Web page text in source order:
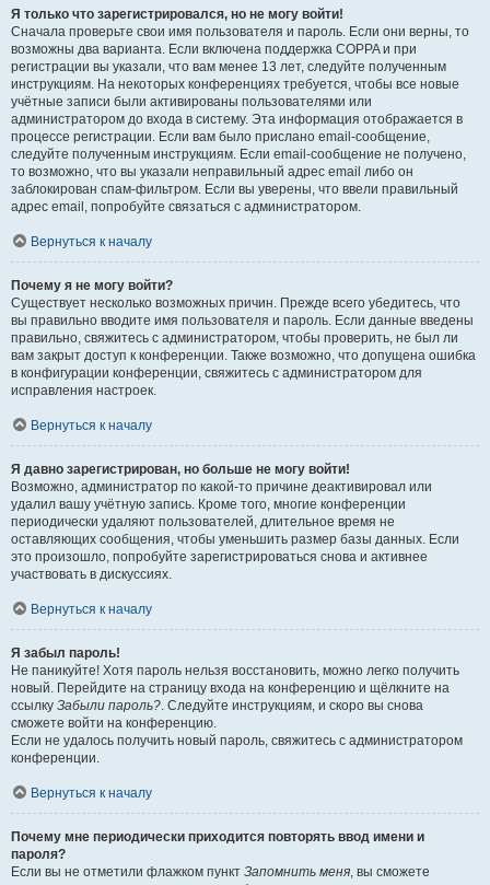
Я только что зарегистрировался, но не могу войти!
Сначала проверьте свои имя пользователя и пароль. Если они верны, то
возможны два варианта. Если включена поддержка COPPA и при
регистрации вы указали, что вам менее 13 лет, следуйте полученным
инструкциям. На некоторых конференциях требуется, чтобы все новые
учётные записи были активированы пользователями или
администратором до входа в систему. Эта информация отображается в
процессе регистрации. Если вам было прислано email-сообщение,
следуйте полученным инструкциям. Если email-сообщение не получено,
то возможно, что вы указали неправильный адрес email либо он
заблокирован спам-фильтром. Если вы уверены, что ввели правильный
адрес email, попробуйте связаться с администратором.
Вернуться к началу
Почему я не могу войти?
Существует несколько возможных причин. Прежде всего убедитесь, что
вы правильно вводите имя пользователя и пароль. Если данные введены
правильно, свяжитесь с администратором, чтобы проверить, не был ли
вам закрыт доступ к конференции. Также возможно, что допущена ошибка
в конфигурации конференции, свяжитесь с администратором для
исправления настроек.
Вернуться к началу
Я давно зарегистрирован, но больше не могу войти!
Возможно, администратор по какой-то причине деактивировал или
удалил вашу учётную запись. Кроме того, многие конференции
периодически удаляют пользователей, длительное время не
оставляющих сообщения, чтобы уменьшить размер базы данных. Если
это произошло, попробуйте зарегистрироваться снова и активнее
участвовать в дискуссиях.
Вернуться к началу
Я забыл пароль!
Не паникуйте! Хотя пароль нельзя восстановить, можно легко получить
новый. Перейдите на страницу входа на конференцию и щёлкните на
ссылку Забыли пароль?. Следуйте инструкциям, и скоро вы снова
сможете войти на конференцию.
Если не удалось получить новый пароль, свяжитесь с администратором
конференции.
Вернуться к началу
Почему мне периодически приходится повторять ввод имени и
пароля?
Если вы не отметили флажком пункт Запомнить меня, вы сможете